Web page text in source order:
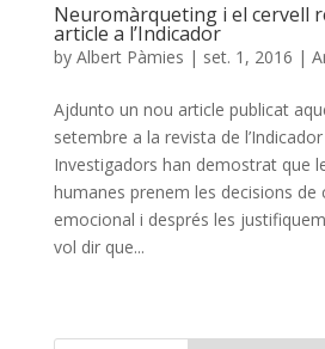
Neuromàrqueting i el cervell
article a l’Indicador
by Albert Pàmies | set. 1, 2016 |
Ajdunto un nou article publicat
setembre a la revista de l’Indicador
Investigadors han demostrat que
humanes prenem les decisions
emocional i després les
vol dir que...